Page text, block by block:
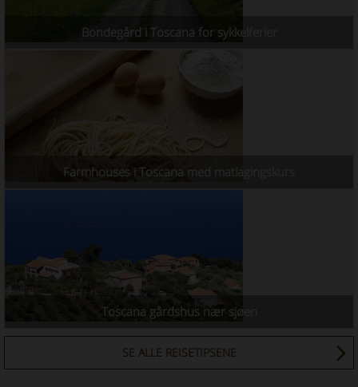
Bondegård i Toscana for sykkelferier
Farmhouses i Toscana med matlagingskurs
Toscana gårdshus nær sjøen
SE ALLE REISETIPSENE